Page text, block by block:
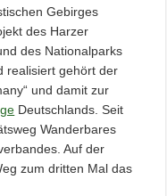
Gebirges
des Harzer
des Nationalparks
realisiert gehört der
und damit zur
Deutschlands. Seit
Wanderbares
Auf der
zum dritten Mal das